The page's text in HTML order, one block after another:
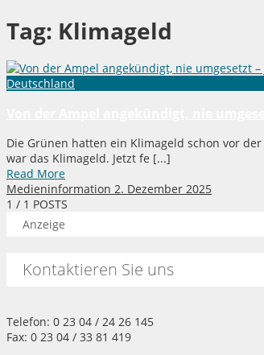
Tag: Klimageld
Deutschland
Die Grünen hatten ein Klimageld schon vor
war das Klimageld. Jetzt fe [...]
Read More
Medieninformation 2. Dezember 2025
1 / 1 POSTS
Anzeige
Kontaktieren Sie uns
Telefon: 0 23 04 / 24 26 145
Fax: 0 23 04 / 33 81 419